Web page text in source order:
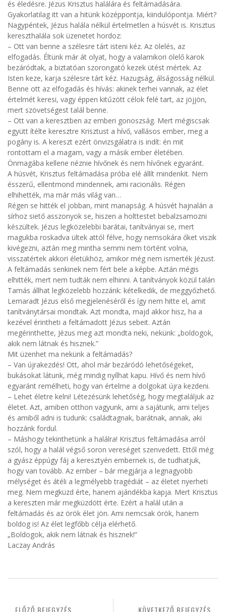
és éledésre. Jézus Krisztus halálára és feltámadására.
Gyakorlatilag itt van a hitünk középpontja, kiindulópontja. Miért?
Nagypéntek, Jézus halála nélkül értelmetlen a húsvét is. Krisztus
kereszthalála sok üzenetet hordoz:
– Ott van benne a szélesre tárt isteni kéz. Az ölelés, az
elfogadás. Éltünk már át olyat, hogy a valamikori ölelő karok
bezáródtak, a biztatóan szorongató kezek ütést mértek. Az
Isten keze, karja szélesre tárt kéz. Hazugság, álságosság nélkül.
Benne ott az elfogadás és hívás: akinek terhei vannak, az élet
értelmét keresi, vagy éppen kitűzött célok felé tart, az jöjjön,
mert szövetségest talál benne.
– Ott van a keresztben az emberi gonoszság. Mert mégiscsak
együtt ítélte keresztre Krisztust a hívő, vallásos ember, meg a
pogány is. A kereszt ezért önvizsgálatra is indít: én mit
rontottam el a magam, vagy a másik ember életében.
Önmagába kellene néznie hívőnek és nem hívőnek egyaránt.
A húsvét, Krisztus feltámadása próba elé állít mindenkit. Nem
ésszerű, ellentmond mindennek, ami racionális. Régen
elhihették, ma már más világ van…
Régen se hitték el jobban, mint manapság. A húsvét hajnalán a
sírhoz siető asszonyok se, hiszen a holttestet bebalzsamozni
készültek. Jézus legközelebbi barátai, tanítványai se, mert
magukba roskadva ültek attól félve, hogy nemsokára őket viszik
kivégezni, aztán meg mintha semmi nem történt volna,
visszatértek akkori életükhöz, amikor még nem ismerték Jézust.
A feltámadás senkinek nem fért bele a képbe. Aztán mégis
elhitték, mert nem tudták nem elhinni. A tanítványok közül talán
Tamás állhat legközelebb hozzánk: kételkedik, de meggyőzhető.
Lemaradt Jézus első megjelenéséről és így nem hitte el, amit
tanítványtársai mondtak. Azt mondta, majd akkor hisz, ha a
kezével érintheti a feltámadott Jézus sebeit. Aztán
megérinthette, Jézus meg azt mondta neki, nekünk: „boldogok,
akik nem látnak és hisznek.”
Mit üzenhet ma nekünk a feltámadás?
– Van újrakezdés! Ott, ahol már bezáródó lehetőségeket,
bukásokat látunk, még mindig nyílhat kapu. Hívő és nem hívő
egyaránt remélheti, hogy van értelme a dolgokat újra kezdeni.
– Lehet életre kelni! Létezésünk lehetőség, hogy megtaláljuk az
életet. Azt, amiben otthon vagyunk, ami a sajátunk, ami teljes
és amiből adni is tudunk: családtagnak, barátnak, annak, aki
hozzánk fordul.
– Máshogy tekinthetünk a halálra! Krisztus feltámadása arról
szól, hogy a halál végső soron vereséget szenvedett. Ettől még
a gyász éppúgy fáj a keresztyén embernek is, de tudhatjuk,
hogy van tovább. Az ember – bár megjárja a legnagyobb
mélységet és átéli a legmélyebb tragédiát – az életet nyerheti
meg. Nem megküzd érte, hanem ajándékba kapja. Mert Krisztus
a kereszten már megküzdött érte. Ezért a halál után a
feltámadás és az örök élet jön. Ami nemcsak örök, hanem
boldog is! Az élet legfőbb célja elérhető.
„Boldogok, akik nem látnak és hisznek!”
Laczay András
KÖVETKEZŐ BEJEGYZÉS
ELŐZŐ BEJEGYZÉS